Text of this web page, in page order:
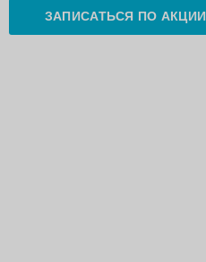
ЗАПИСАТЬСЯ ПО АКЦИИ